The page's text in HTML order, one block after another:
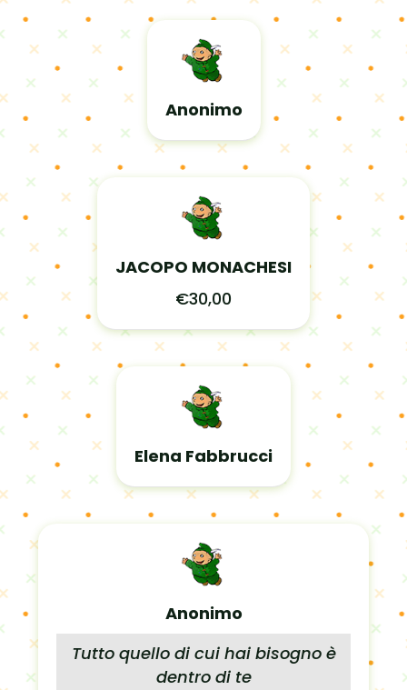
Anonimo
JACOPO MONACHESI
€30,00
Elena Fabbrucci
Anonimo
Tutto quello di cui hai bisogno è
dentro di te